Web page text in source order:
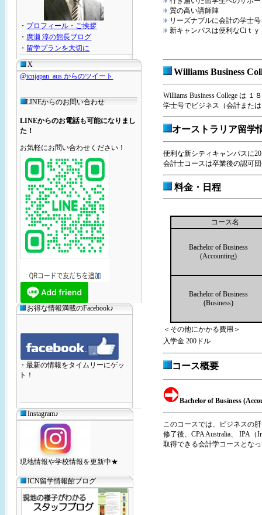
・ プロフィール・ご挨拶
・ 廣瀬 淳の館長ブログ
・ 留学プランを大切に
X
@icnjapan_aus からのツイート
LINEからのお問い合わせ
LINEからのお電話も可能になりまし
た！
お気軽にお問い合わせください！
お得な情報満載のFacebook♪
・最新の情報をタイムリーにゲッ
ト！
Instagram♪
現地情報や学校情報を更新中★
ICN留学情報館ブログ
質の高い講師陣
リーズナブルに会計の学士
新キャンパスは便利なCiｔｙ
Williams Business
Williams Business College は
学士号でビジネス（会計また
オーストラリア留学
便利な新シティキャンパスに
会計士コースは卒業後の認可
料金・日程
コース名
Bachelor of Business
(Accounting)
Bachelor of Business
(Business)
＜その他にかかる費用＞
入学金 200ドル
コース概要
Bachelor of Business
このコースでは、ビジネスの
修了後、CPA Australia、 IPA（
取得できる会計学コースとな